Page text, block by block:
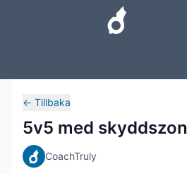
← Tillbaka
5v5 med skyddszon
CoachTruly